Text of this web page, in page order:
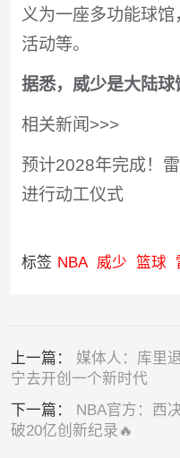
义为一座多功能球
活动等。
据悉，威少是大陆球
相关新闻>>>
预计2028年完成！
进行动工仪式
标签 NBA 威少 篮球
上一篇： 媒体人：库里
宁去开创一个新时代
下一篇：
NBA官方：西
破20亿创新纪录🔥